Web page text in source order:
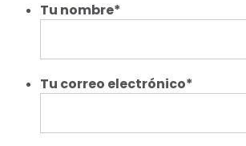
Tu nombre*
Tu correo electrónico*